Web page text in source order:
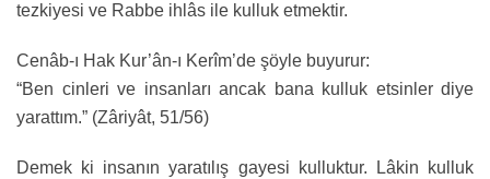
tezkiyesi ve Rabbe ihlâs ile kulluk etmektir.
Cenâb-ı Hak Kur’ân-ı Kerîm’de şöyle buyurur:
“Ben cinleri ve insanları ancak bana kulluk etsinler diye
yarattım.” (Zâriyât, 51/56)
Demek ki insanın yaratılış gayesi kulluktur. Lâkin kulluk